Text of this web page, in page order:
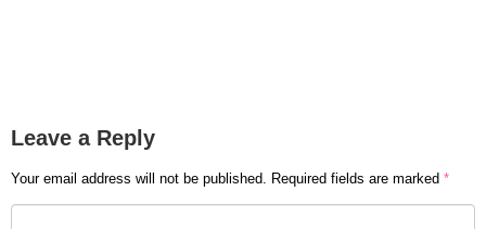
Leave a Reply
Your email address will not be published. Required fields are marked *